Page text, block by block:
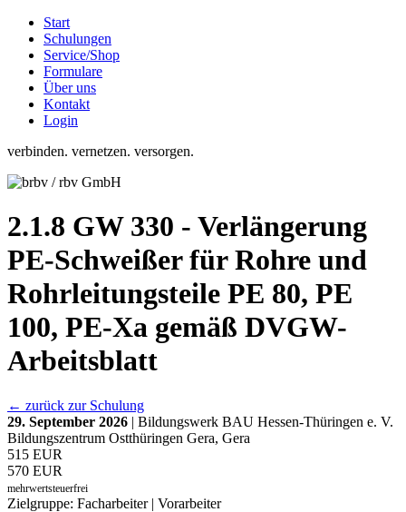
Start
Schulungen
Service/Shop
Formulare
Über uns
Kontakt
Login
verbinden. vernetzen. versorgen.
2.1.8 GW 330 - Verlängerung
PE-Schweißer für Rohre und
Rohrleitungsteile PE 80, PE
100, PE-Xa gemäß DVGW-
Arbeitsblatt
← zurück zur Schulung
29. September 2026 | Bildungswerk BAU Hessen-Thüringen e. V.
Bildungszentrum Ostthüringen Gera, Gera
515 EUR
570 EUR
mehrwertsteuerfrei
Zielgruppe: Facharbeiter | Vorarbeiter